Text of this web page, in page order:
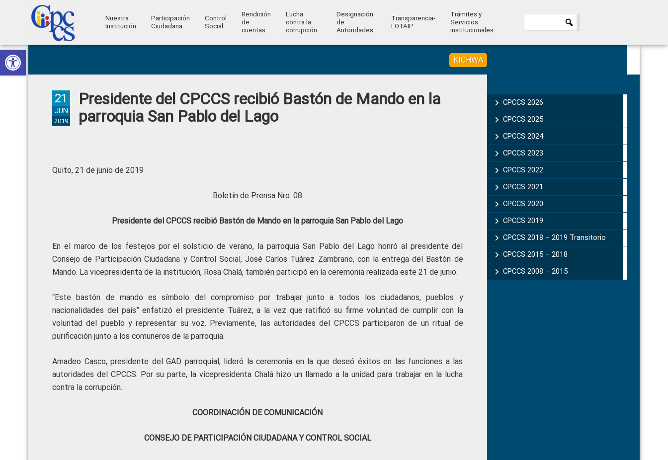
Abrir barra de herramientas
Skip
to
primary
Skip
to
main
Skip
to
primary
Skip
to
footer
Ciudadana
Control
Ciudadano
Nuestra
Institución
Participación
Ciudadana
Control
Social
Rendición
de
cuentas
Lucha
contra la
corrupción
Designación
de
Autoridades
Transparencia-
LOTAIP
Trámites y
Servicios
institucionales
KICHWA
Presidente del CPCCS recibió Bastón de Mando en la
parroquia San Pablo del Lago
21
JUN
2019
Quito, 21 de junio de 2019
Boletín de Prensa Nro. 08
Presidente del CPCCS recibió Bastón de Mando en la parroquia San Pablo del Lago
En el marco de los festejos por el solsticio de verano, la parroquia San Pablo del Lago honró al presidente del
Consejo de Participación Ciudadana y Control Social, José Carlos Tuárez Zambrano, con la entrega del Bastón de
Mando. La vicepresidenta de la institución, Rosa Chalá, también participó en la ceremonia realizada este 21 de junio.
“Este bastón de mando es símbolo del compromiso por trabajar junto a todos los ciudadanos, pueblos y
nacionalidades del país” enfatizó el presidente Tuárez, a la vez que ratificó su firme voluntad de cumplir con la
voluntad del pueblo y representar su voz. Previamente, las autoridades del CPCCS participaron de un ritual de
purificación junto a los comuneros de la parroquia.
Amadeo Casco, presidente del GAD parroquial, lideró la ceremonia en la que deseó éxitos en las funciones a las
autoridades del CPCCS. Por su parte, la vicepresidenta Chalá hizo un llamado a la unidad para trabajar en la lucha
contra la corrupción.
COORDINACIÓN DE COMUNICACIÓN
CONSEJO DE PARTICIPACIÓN CIUDADANA Y CONTROL SOCIAL
Sidebar
CPCCS 2026
CPCCS 2025
CPCCS 2024
CPCCS 2023
CPCCS 2022
CPCCS 2021
CPCCS 2020
CPCCS 2019 .
CPCCS 2018 – 2019 Transitorio
CPCCS 2015 – 2018
CPCCS 2008 – 2015